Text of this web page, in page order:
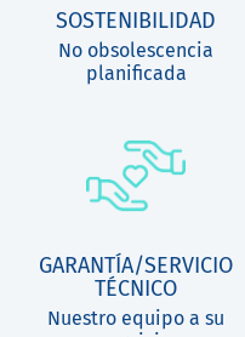
SOSTENIBILIDAD
No obsolescencia
planificada
GARANTÍA/SERVICIO
TÉCNICO
Nuestro equipo a su